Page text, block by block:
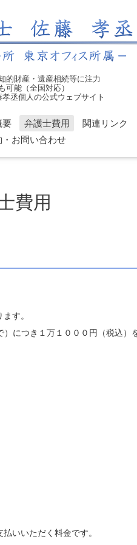
的財産・遺産相続等に注力
可能（全国対応）
丞個人の公式ウェブサイト
要 弁護士費用 関連リンク
お問い合わせ
費用
す。
つき１万１０００円（税込）
いいただく料金です。